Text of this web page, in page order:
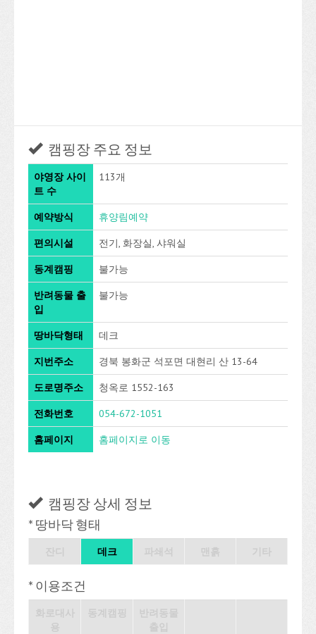
캠핑장 주요 정보
야영장 사이
트 수
113개
예약방식 휴양림예약
편의시설 전기, 화장실, 샤워실
동계캠핑 불가능
반려동물 출
입
불가능
땅바닥형태 데크
지번주소 경북 봉화군 석포면 대현리 산 13-64
도로명주소 청옥로 1552-163
전화번호 054-672-1051
홈페이지 홈페이지로 이동
캠핑장 상세 정보
* 땅바닥 형태
데크
* 이용조건